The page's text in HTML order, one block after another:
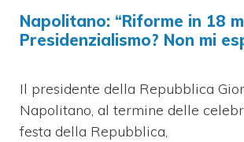
Napolitano: “Riforme in 18
Presidenzialismo? Non mi
Il presidente della Repubblica
Napolitano, al termine delle
festa della Repubblica,